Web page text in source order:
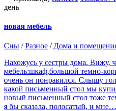
день
новая мебель
Сны /Разное / Дома и
Нахожусь у сестры дома. Вижу,
мебель:шкаф,большой темно-
очень он понравился. Слышу
какой письменный стол мы
новый письменный стол тоже
я бы сказала, полосатый, и мне…